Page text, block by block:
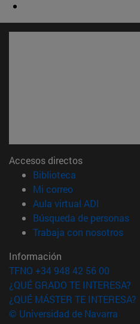
Accesos directos
Biblioteca
Mi correo(abre en nueva
Aula virtual ADI
Búsqueda de personas
Trabaja con nosotros
Información
TFNO +34 948 42 56 00
¿QUÉ GRADO TE INTERESA?
¿QUÉ MÁSTER TE INTERESA?
© Universidad de Navarra